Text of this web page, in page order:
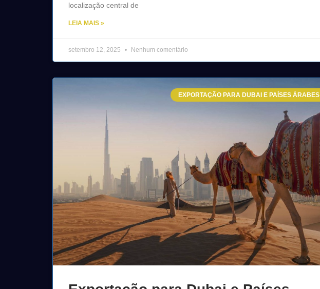
localização central de
LEIA MAIS »
setembro 12, 2025 Nenhum comentário
EXPORTAÇÃO PARA DUBAI E PAÍSES ÁRABES